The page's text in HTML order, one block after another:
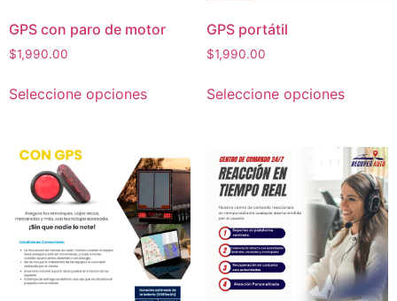
GPS con paro de motor
$1,990.00
Seleccione opciones
GPS portátil
$1,990.00
Seleccione opciones